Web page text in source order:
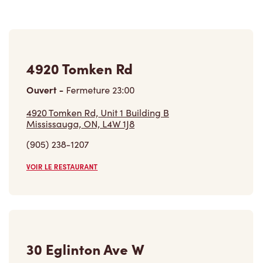
4920 Tomken Rd
Ouvert - Fermeture23:00
4920 Tomken Rd, Unit 1 Building B
Mississauga, ON, L4W 1J8
(905) 238-1207
VOIR LE RESTAURANT
30 Eglinton Ave W